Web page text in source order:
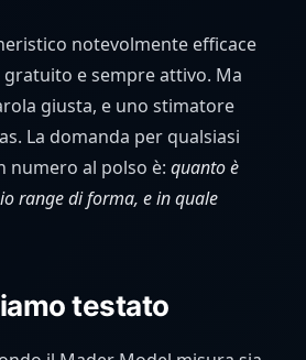
notevolmente efficace
e sempre attivo. Ma
giusta, e uno stimatore
La domanda per qualsiasi
numero al polso è: quanto è
range di forma, e in quale
testato